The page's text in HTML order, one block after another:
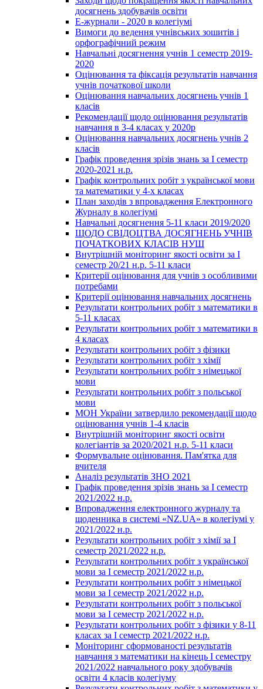
досягнень здобувачів освіти
Е-журнали - 2020 в колегіумі
Вимоги до ведення учнівських зошитів і
орфографічний режим
Навчальні досягнення учнів 1 семестр 2019-
2020
Оцінювання та фіксація результатів навчання
учнів початкової школи
Оцінювання навчальних досягнень учнів 1
класів
Рекомендації щодо оцінювання результатів
навчання в 3-4 класах у 2020р
Оцінювання навчальних досягнень учнів 2
класів
Графік проведення зрізів знань за І семестр
2020-2021 н.р.
Графік контрольних робіт з української мови
та математики у 4-х класах
План заходів з впровадження Електронного
Журналу в колегіумі
Навчальні досягнення 5-11 класи 2019/2020
ЩОДО СВІДОЦТВА ДОСЯГНЕНЬ УЧНІВ
ПОЧАТКОВИХ КЛАСІВ НУШ
Внутрішній моніторинг якості освіти за І
семестр 20/21 н.р. 5-11 класи
Критерії оцінювання для учнів з особливими
потребами
Критерії оцінювання навчальних досягнень
Результати контрольних робіт з математики в
5-11 класах
Результати контрольних робіт з математики в
4 класах
Результати контрольних робіт з фізики
Результати контрольних робіт з хімії
Результати контрольних робіт з німецької
мови
Результати контрольних робіт з польської
мови
МОН України затвердило рекомендації щодо
оцінювання учнів 1-4 класів
Внутрішній моніторинг якості освіти
колегіантів за 2020/2021 н.р. 5-11 класи
Формувальне оцінювання. Пам'ятка для
вчителя
Аналіз результатів ЗНО 2021
Графік проведення зрізів знань за І семестр
2021/2022 н.р.
Впровадження електронного журналу та
щоденника в системі «NZ.UA» в колегіумі у
2021/2022 н.р.
Результати контрольних робіт з хімії за І
семестр 2021/2022 н.р.
Результати контрольних робіт з української
мови за І семестр 2021/2022 н.р.
Результати контрольних робіт з німецької
мови за І семестр 2021/2022 н.р.
Результати контрольних робіт з польської
мови за І семестр 2021/2022 н.р.
Результати контрольних робіт з фізики у 8-11
класах за І семестр 2021/2022 н.р.
Моніторинг сформованості результатів
навчання з математики на кінець І семестру
2021/2022 навчального року здобувачів
освіти 4 класів колегіуму